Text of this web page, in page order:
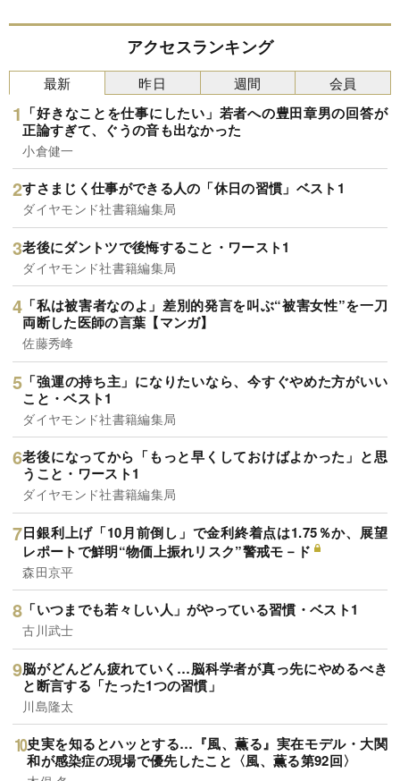
アクセスランキング
最新
「好きなことを仕事にしたい」若者への豊田章男の回答が
正論すぎて、ぐうの音も出なかった
小倉健一
すさまじく仕事ができる人の「休日の習慣」ベスト1
ダイヤモンド社書籍編集局
老後にダントツで後悔すること・ワースト1
ダイヤモンド社書籍編集局
「私は被害者なのよ」差別的発言を叫ぶ“被害女性”を一刀
両断した医師の言葉【マンガ】
佐藤秀峰
「強運の持ち主」になりたいなら、今すぐやめた方がいい
こと・ベスト1
ダイヤモンド社書籍編集局
老後になってから「もっと早くしておけばよかった」と思
うこと・ワースト1
ダイヤモンド社書籍編集局
日銀利上げ「10月前倒し」で金利終着点は1.75％か、展望
レポートで鮮明“物価上振れリスク”警戒モ－ド
森田京平
「いつまでも若々しい人」がやっている習慣・ベスト1
古川武士
脳がどんどん疲れていく…脳科学者が真っ先にやめるべき
と断言する「たった1つの習慣」
川島隆太
史実を知るとハッとする…『風、薫る』実在モデル・大関
和が感染症の現場で優先したこと〈風、薫る第92回〉
昨日 週間 会員